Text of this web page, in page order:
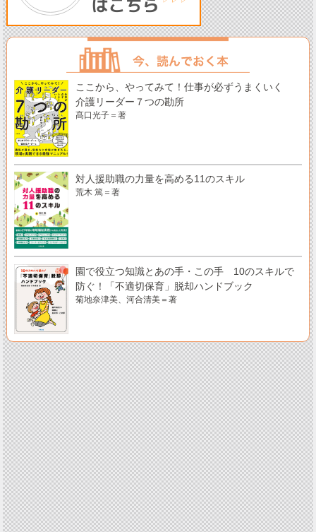
ここから、やってみて！仕事が必ずうまくいく
介護リーダー７つの勘所
髙口光子＝著
対人援助職の力量を高める11のスキル
荒木 篤＝著
園で役立つ知識とあの手・この手 10のスキルで
防ぐ！「不適切保育」脱却ハンドブック
菊地奈津美、河合清美＝著